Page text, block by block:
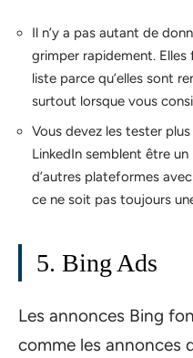
Il n’y a pas autant de
grimper rapidement.
liste parce qu’elles sont
surtout lorsque vous
Vous devez les tester
LinkedIn semblent être
d’autres plateformes
ce ne soit pas toujours
5. Bing Ads
Les annonces Bing
comme les annonces